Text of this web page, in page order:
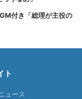
付き「総理が主役の
ト
ュース